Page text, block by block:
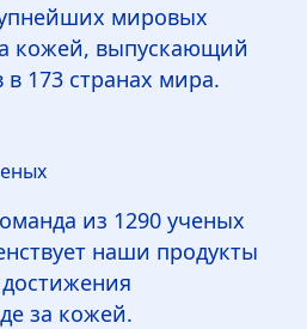
мировых
кожей, выпускающий
в 173 странах мира.
из 1290 ученых
наши продукты
за кожей.